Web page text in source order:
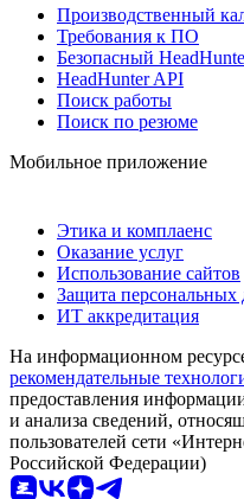
Производственный
Требования к ПО
Безопасный
HeadHunter API
Поиск работы
Поиск по резюме
Мобильное приложение
Этика и комплаенс
Оказание услуг
Использование сайтов
Защита персональных
ИТ аккредитация
На информационном
рекомендательные
предоставления
и анализа сведений,
пользователей сети
Российской Федерации)